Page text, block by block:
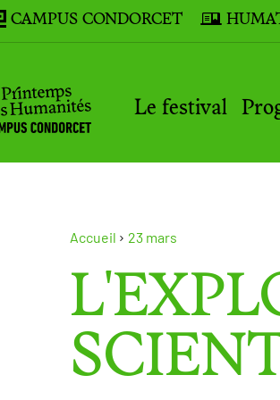
CAMPUS CONDORCET
Le festival
Accueil 23 mars